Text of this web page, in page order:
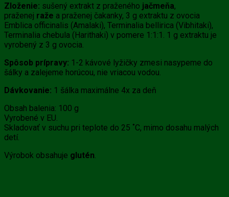
Zloženie: sušený extrakt z praženého jačmeňa,
praženej raže a praženej čakanky, 3 g extraktu z ovocia
Emblica officinalis (Amalaki), Terminalia bellirica (Vibhitaki),
Terminalia chebula (Harithaki) v pomere 1:1:1. 1 g extraktu je
vyrobený z 3 g ovocia.
Spôsob prípravy: 1-2 kávové lyžičky zmesi nasypeme do
šálky a zalejeme horúcou, nie vriacou vodou.
Dávkovanie: 1 šálka maximálne 4x za deň
Obsah balenia: 100 g
Vyrobené v EU.
Skladovať v suchu pri teplote do 25 ˚C, mimo dosahu malých
detí.
Výrobok obsahuje glutén